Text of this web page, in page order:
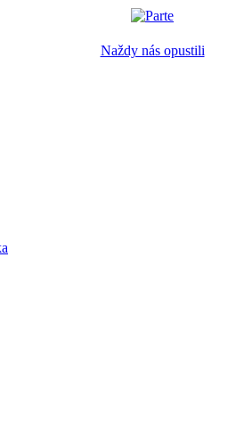
Naždy nás opustili